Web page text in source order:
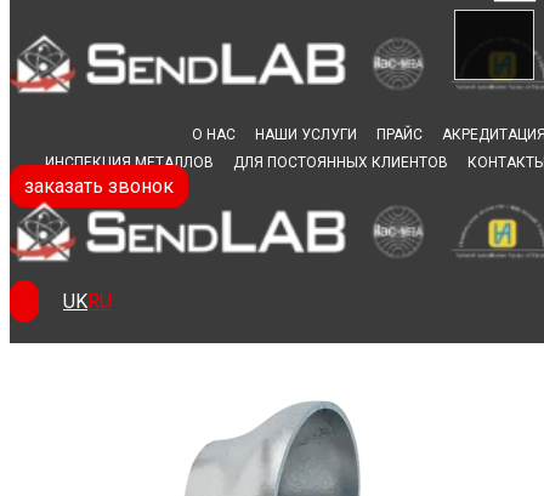
О НАС НАШИ УСЛУГИ ПРАЙС
ИНСПЕКЦИЯ МЕТАЛЛОВ
ДЛЯ ПОСТОЯННЫХ КЛИЕНТОВ
заказать звонок
RU
UK
Испытание на
бортование труб